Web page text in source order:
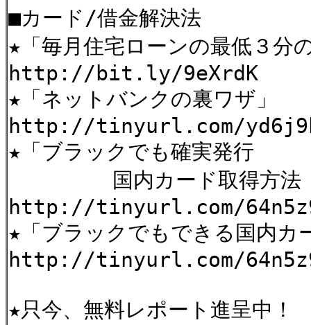
■カード/借金解決法
★「毎月住宅ローンの最低３分
http://bit.ly/9eXrdK
★「ネットバンクの裏ワザ」
http://tinyurl.com/
★「ブラックでも確実発行
国内カード取得方法
http://tinyurl.com/
★「ブラックでもできる国内カ
http://tinyurl.com/
★只今、無料レポート進呈中！